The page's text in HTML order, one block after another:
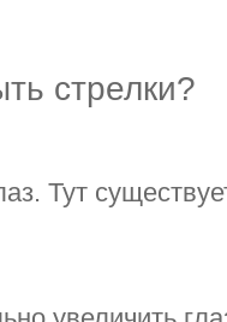
стрелки?
Тут